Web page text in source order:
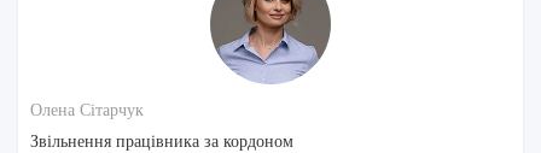
Олена Сітарчук
Звільнення працівника за кордоном